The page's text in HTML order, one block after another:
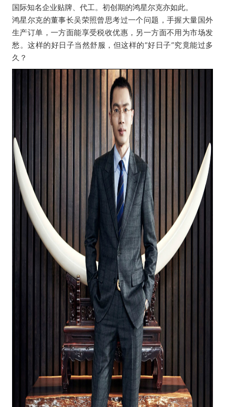
国际知名企业贴牌、代工。初创期的鸿星尔克亦如此。
鸿星尔克的董事长吴荣照曾思考过一个问题，手握大量国外
生产订单，一方面能享受税收优惠，另一方面不用为市场发
愁。这样的好日子当然舒服，但这样的“好日子”究竟能过多
久？